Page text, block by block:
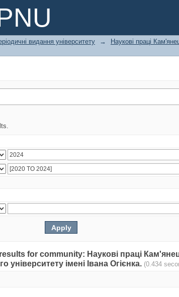
видання університету →
Наукові праці
for community: Наукові праці
університету імені Івана Огієнка. (0.434